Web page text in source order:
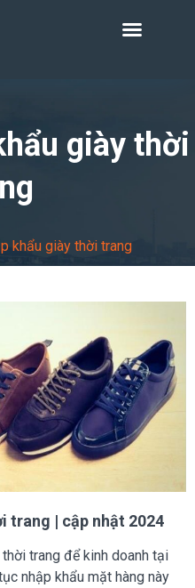
giày thời
khẩu giày thời trang
trang | cập nhật 2024
trang để kinh doanh tại
nhập khẩu mặt hàng này